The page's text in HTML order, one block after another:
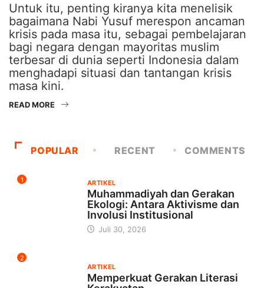
Untuk itu, penting kiranya kita menelisik
bagaimana Nabi Yusuf merespon ancaman
krisis pada masa itu, sebagai pembelajaran
bagi negara dengan mayoritas muslim
terbesar di dunia seperti Indonesia dalam
menghadapi situasi dan tantangan krisis
masa kini.
READ MORE
POPULAR RECENT COMMENTS
1 ARTIKEL
Muhammadiyah dan Gerakan
Ekologi: Antara Aktivisme dan
Involusi Institusional
Juli 30, 2026
2
ARTIKEL
Memperkuat Gerakan Literasi